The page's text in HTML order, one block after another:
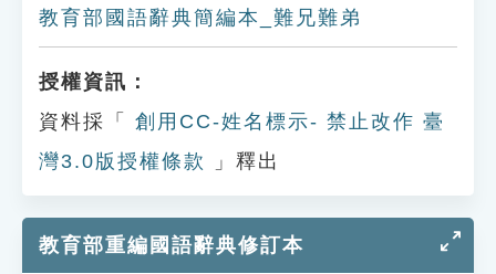
教育部國語辭典簡編本_難兄難弟
授權資訊：
資料採「
創用CC-姓名標示- 禁止改作 臺
灣3.0版授權條款
」釋出
教育部重編國語辭典修訂本